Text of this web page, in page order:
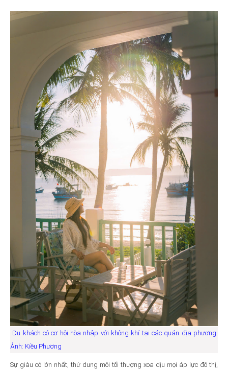
Du khách có cơ hội hòa nhập với không khí tại các quán địa phương.
Ảnh: Kiều Phương
Sự giàu có lớn nhất, thứ dung môi tối thượng xoa dịu mọi áp lực đô thị,